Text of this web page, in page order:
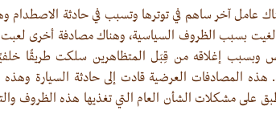
عامل آخر ساهم في توترها وتسبب في حادثة الاصطدام
بسبب الظروف السياسية، وهناك مصادفة أخرى لعبت
وبسبب إغلاقه من قِبَل المتظاهرين سلكت طريقًا
هذه المصادفات العرضية قادت إلى حادثة السيارة وهذه
على مشكلات الشأن العام التي تغذيها هذه الظروف